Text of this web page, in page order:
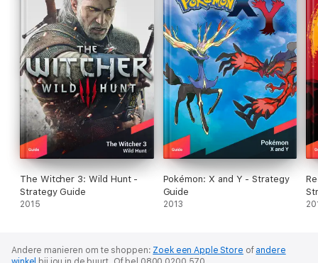
The Witcher 3: Wild Hunt -
Strategy Guide
2015
Pokémon: X and Y - Strategy
Guide
2013
Andere manieren om te shoppen: Zoek een Apple Store of andere